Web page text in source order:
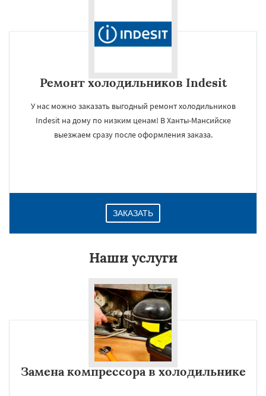
Ремонт холодильников Indesit
У нас можно заказать выгодный ремонт холодильников
Indesit на дому по низким ценам! В Ханты-Мансийске
выезжаем сразу после оформления заказа.
ЗАКАЗАТЬ
Наши услуги
Замена компрессора в холодильнике